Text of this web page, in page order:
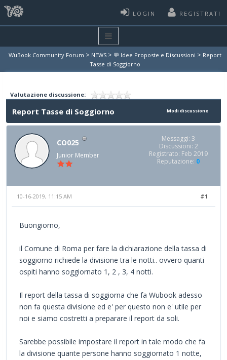
LOGIN REGISTRATI
WuBook Community Forum > NEWS > 💬 Idee Proposte e Discussioni > Report
Tasse di Soggiorno
Valutazione discussione:
Modi discussione
Report Tasse di Soggiorno
CO025
Junior Member
Messaggi: 3
Discussioni: 2
Registrato: Feb 2019
Reputazione: 0
#1
10-16-2019, 11:15 AM
Buongiorno,
il Comune di Roma per fare la dichiarazione della tassa di
soggiorno richiede la divisione tra le notti.. ovvero quanti
ospiti hanno soggiornato 1, 2 , 3, 4 notti.
Il report della tassa di soggiorna che fa Wubook adesso
non fa questa divisione ed e' per questo non e' utile per
noi e siamo costretti a preparare il report da soli.
Sarebbe possibile impostare il report in tale modo che fa
la divisione quante persone hanno soggiornato 1 notte,